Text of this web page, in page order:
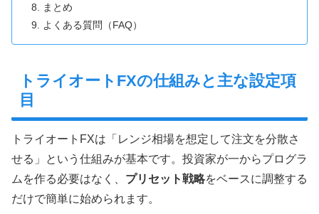
まとめ
よくある質問（FAQ）
トライオートFXの仕組みと主な設定項
目
トライオートFXは「レンジ相場を想定して注文を分散さ
せる」という仕組みが基本です。投資家が一からプログラ
ムを作る必要はなく、 プリセット戦略をベースに調整する
だけで簡単に始められます。